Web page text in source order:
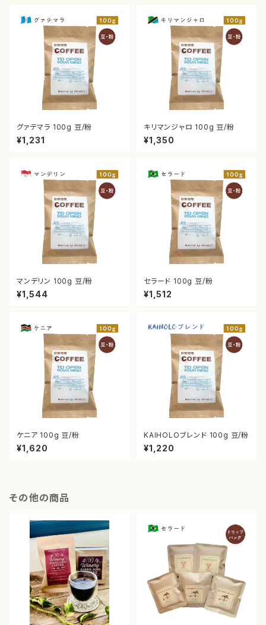
グァテマラ 100g 豆/粉
¥1,231
キリマンジャロ 100g 豆/粉
¥1,350
マンデリン 100g 豆/粉
¥1,544
セラード 100g 豆/粉
¥1,512
ケニア 100g 豆/粉
¥1,620
KAIHOLOブレンド 100g 豆/粉
¥1,220
その他の商品